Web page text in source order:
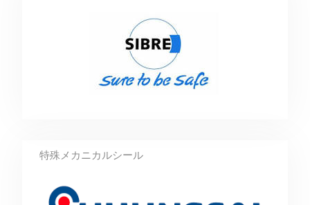
特殊メカニカルシール